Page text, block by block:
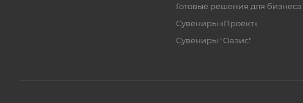
Готовые решения для бизнеса
Сувениры «Проект»
Сувениры "Оазис"